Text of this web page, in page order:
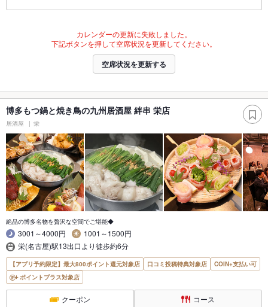
カレンダーの更新に失敗しました。
下記ボタンを押して空席状況を更新してください。
空席状況を更新する
博多もつ鍋と焼き鳥の九州居酒屋 絆串 栄店
居酒屋 栄
絶品の博多名物を贅沢な空間でご堪能◆
3001～4000円
1001～1500円
栄(名古屋)駅13出口より徒歩約6分
【アプリ予約限定】最大800ポイント還元対象店 口コミ投稿特典対象店
COIN+支払い可
ポイントプラス対象店
クーポン コース